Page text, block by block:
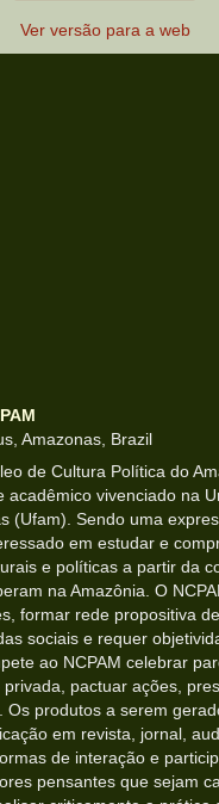
Ver versão para a web
Amazonas, Brazil
de Cultura Política do
acadêmico vivenciado na
(Ufam). Sendo uma
em estudar e
e políticas a partir da
na Amazônia. O
formar rede propositiva
sociais e requer
ao NCPAM celebrar
pactuar ações,
Os produtos a serem
em revista, jornal,
de interação e
pensantes que sejam